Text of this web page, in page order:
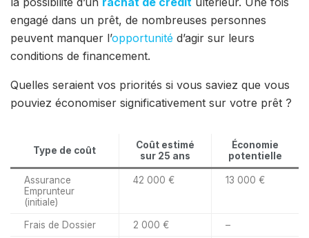
engagé dans un prêt, de nombreuses personnes
peuvent manquer l’opportunité d’agir sur leurs
conditions de financement.
Quelles seraient vos priorités si vous saviez que vous
pouviez économiser significativement sur votre prêt ?
Type de coût
Coût estimé
sur 25 ans
Économie
potentielle
Assurance
Emprunteur
(initiale)
42 000 € 13 000 €
Frais de Dossier 2 000 € –